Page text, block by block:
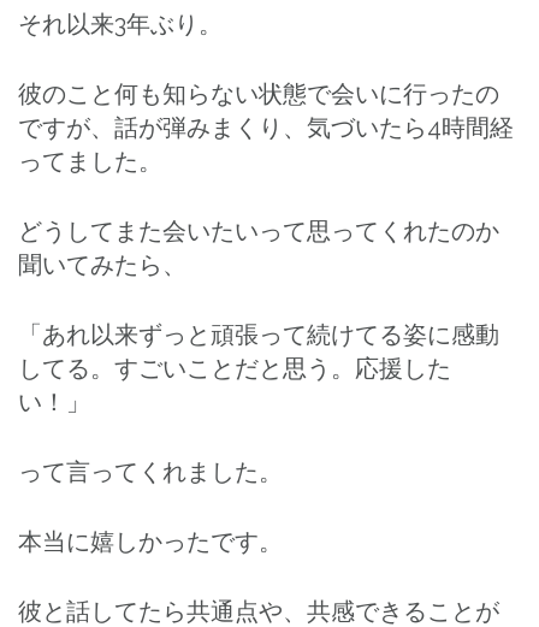
それ以来3年ぶり。
彼のこと何も知らない状態で会いに行ったの
ですが、話が弾みまくり、気づいたら4時間経
ってました。
どうしてまた会いたいって思ってくれたのか
聞いてみたら、
「あれ以来ずっと頑張って続けてる姿に感動
してる。すごいことだと思う。応援した
い！」
って言ってくれました。
本当に嬉しかったです。
彼と話してたら共通点や、共感できることが